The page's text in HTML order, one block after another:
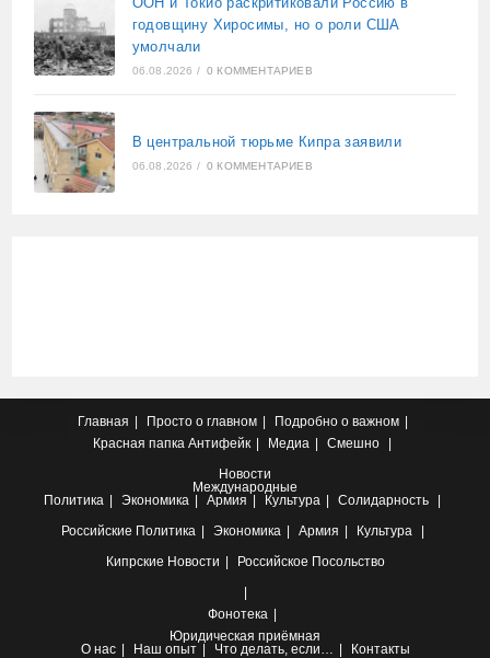
годовщину Хиросимы, но о роли США
умолчали
06.08.2026 / 0 КОММЕНТАРИЕВ
В центральной тюрьме Кипра заявили
06.08.2026 / 0 КОММЕНТАРИЕВ
Главная Просто о главном
Подробно о важном
Красная папка Антифейк Медиа
Смешно
Новости
Международные
Политика
Экономика Армия Культура
Солидарность
Российские Политика Экономика Армия
Культура
Кипрские Новости Российское Посольство
Фонотека
Юридическая приёмная
О нас
Наш опыт Что делать, если… Контакты